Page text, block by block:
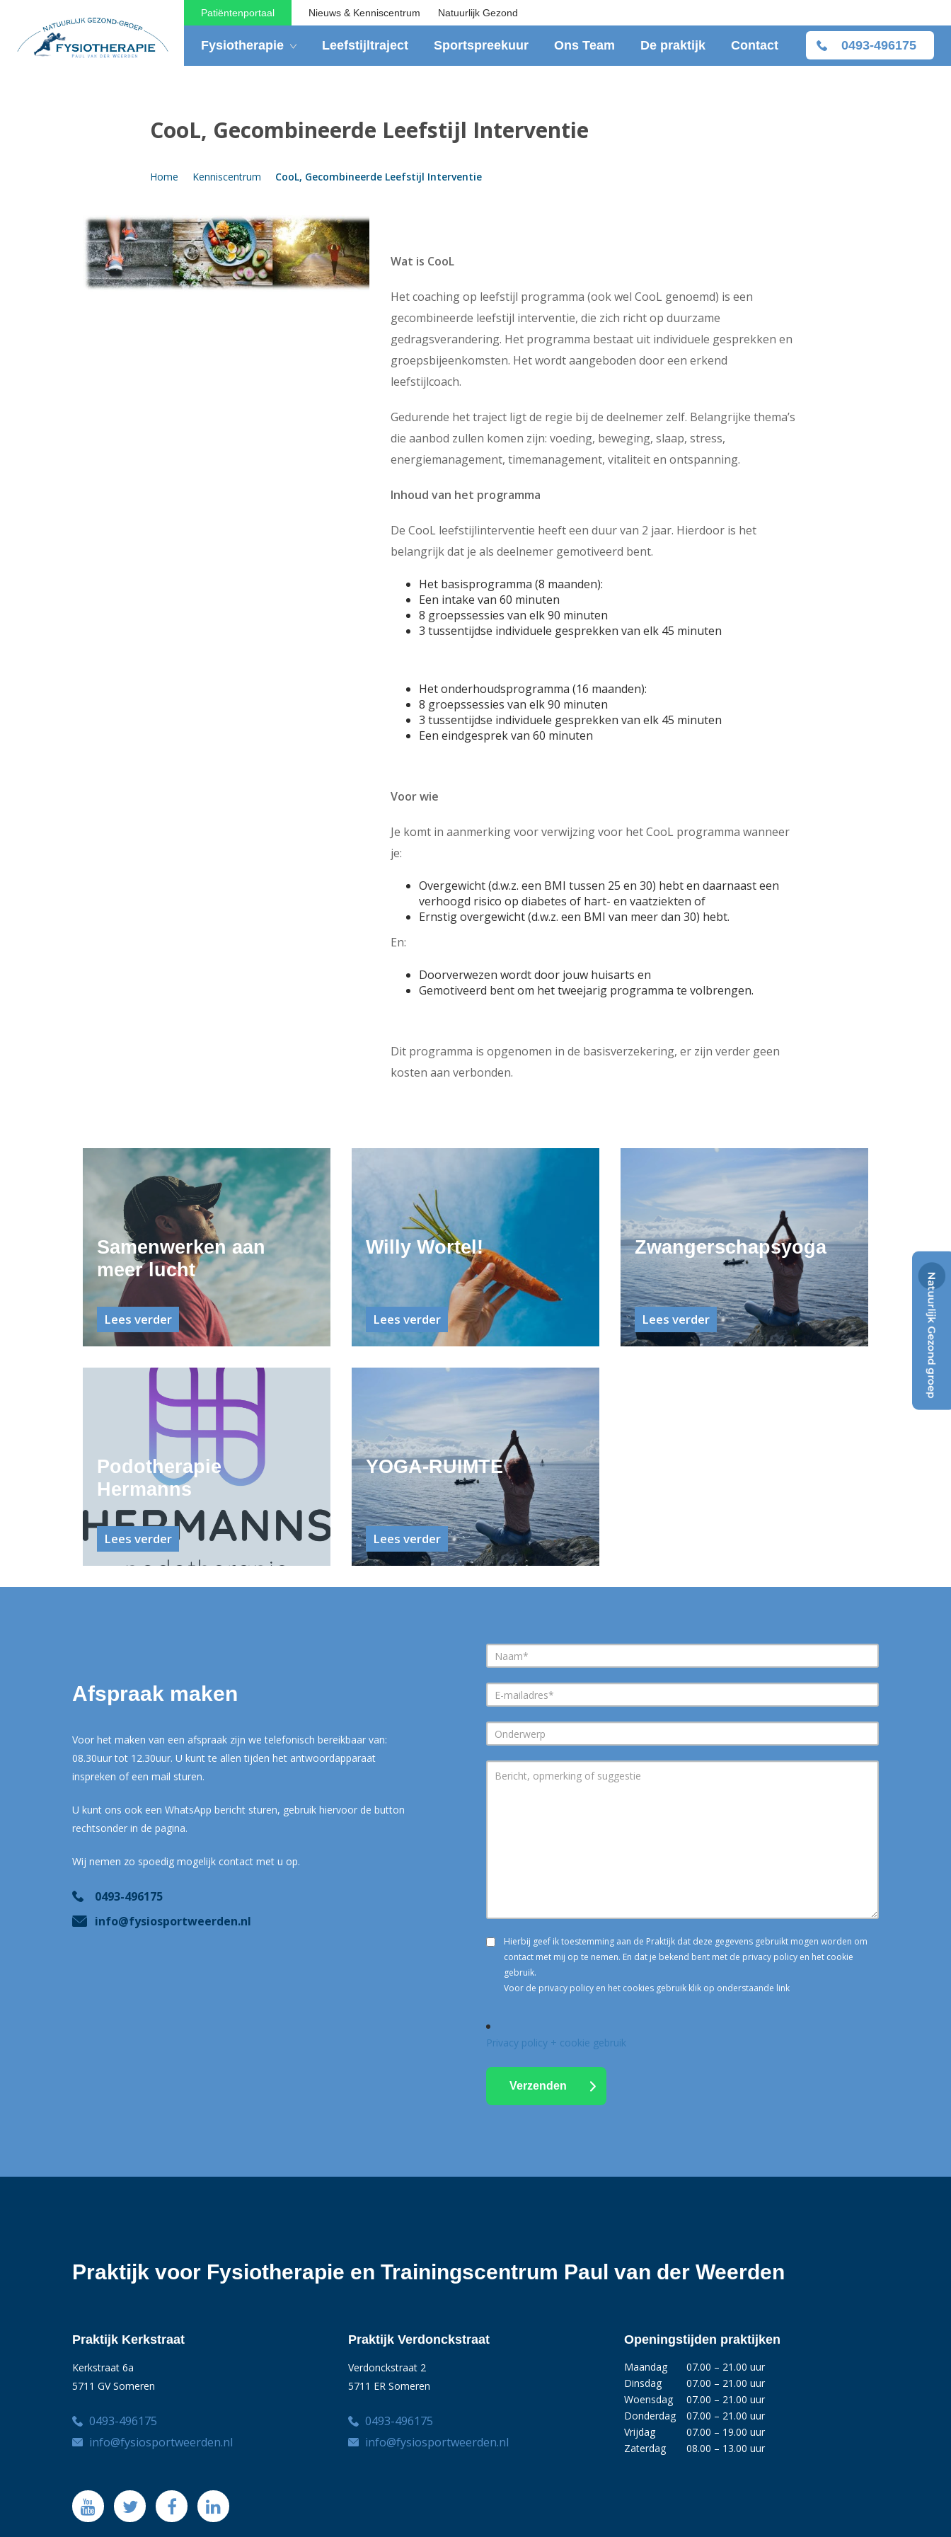
Patiëntenportaal Nieuws & Kenniscentrum Natuurlijk Gezond
Fysiotherapie Leefstijltraject Sportspreekuur Ons Team De praktijk Contact 0493-496175
CooL, Gecombineerde Leefstijl Interventie
Home Kenniscentrum CooL, Gecombineerde Leefstijl Interventie
Wat is CooL
Het coaching op leefstijl programma (ook wel CooL genoemd) is een
gecombineerde leefstijl interventie, die zich richt op duurzame
gedragsverandering. Het programma bestaat uit individuele gesprekken en
groepsbijeenkomsten. Het wordt aangeboden door een erkend
leefstijlcoach.
Gedurende het traject ligt de regie bij de deelnemer zelf. Belangrijke thema’s
die aanbod zullen komen zijn: voeding, beweging, slaap, stress,
energiemanagement, timemanagement, vitaliteit en ontspanning.
Inhoud van het programma
De CooL leefstijlinterventie heeft een duur van 2 jaar. Hierdoor is het
belangrijk dat je als deelnemer gemotiveerd bent.
Het basisprogramma (8 maanden):
Een intake van 60 minuten
8 groepssessies van elk 90 minuten
3 tussentijdse individuele gesprekken van elk 45 minuten
Het onderhoudsprogramma (16 maanden):
8 groepssessies van elk 90 minuten
3 tussentijdse individuele gesprekken van elk 45 minuten
Een eindgesprek van 60 minuten
Voor wie
Je komt in aanmerking voor verwijzing voor het CooL programma wanneer
je:
Overgewicht (d.w.z. een BMI tussen 25 en 30) hebt en daarnaast een
verhoogd risico op diabetes of hart- en vaatziekten of
Ernstig overgewicht (d.w.z. een BMI van meer dan 30) hebt.
En:
Doorverwezen wordt door jouw huisarts en
Gemotiveerd bent om het tweejarig programma te volbrengen.
Dit programma is opgenomen in de basisverzekering, er zijn verder geen
kosten aan verbonden.
Samenwerken aan
meer lucht
Lees verder
Willy Wortel!
Lees verder
Zwangerschapsyoga
Lees verder
Podotherapie
Hermanns
Lees verder
YOGA-RUIMTE
Lees verder
Afspraak maken
Voor het maken van een afspraak zijn we telefonisch bereikbaar van:
08.30uur tot 12.30uur. U kunt te allen tijden het antwoordapparaat
inspreken of een mail sturen.
U kunt ons ook een WhatsApp bericht sturen, gebruik hiervoor de button
rechtsonder in de pagina.
Wij nemen zo spoedig mogelijk contact met u op.
0493-496175
info@fysiosportweerden.nl
Hierbij geef ik toestemming aan de Praktijk dat deze gegevens gebruikt mogen worden om
contact met mij op te nemen. En dat je bekend bent met de privacy policy en het cookie
gebruik.
Voor de privacy policy en het cookies gebruik klik op onderstaande link
Privacy policy + cookie gebruik
Praktijk voor Fysiotherapie en Trainingscentrum Paul van der Weerden
Praktijk Kerkstraat
Kerkstraat 6a
5711 GV Someren
0493-496175
info@fysiosportweerden.nl
Praktijk Verdonckstraat
Verdonckstraat 2
5711 ER Someren
0493-496175
info@fysiosportweerden.nl
Openingstijden praktijken
Maandag
07.00 – 21.00 uur
Dinsdag
07.00 – 21.00 uur
Woensdag
07.00 – 21.00 uur
Donderdag
07.00 – 21.00 uur
Vrijdag
07.00 – 19.00 uur
Zaterdag
08.00 – 13.00 uur